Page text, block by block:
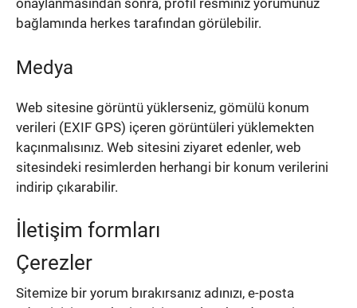
bağlamında herkes tarafından görülebilir.
Medya
Web sitesine görüntü yüklerseniz, gömülü konum
verileri (EXIF GPS) içeren görüntüleri yüklemekten
kaçınmalısınız. Web sitesini ziyaret edenler, web
sitesindeki resimlerden herhangi bir konum verilerini
indirip çıkarabilir.
İletişim formları
Çerezler
Sitemize bir yorum bırakırsanız adınızı, e-posta